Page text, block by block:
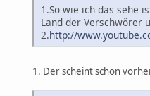
1.So wie ich das sehe
Land der Verschwörer
2.http://
1. Der scheint schon